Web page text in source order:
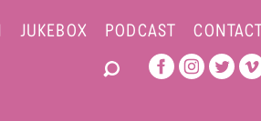
JUKEBOX PODCAST CONTACT